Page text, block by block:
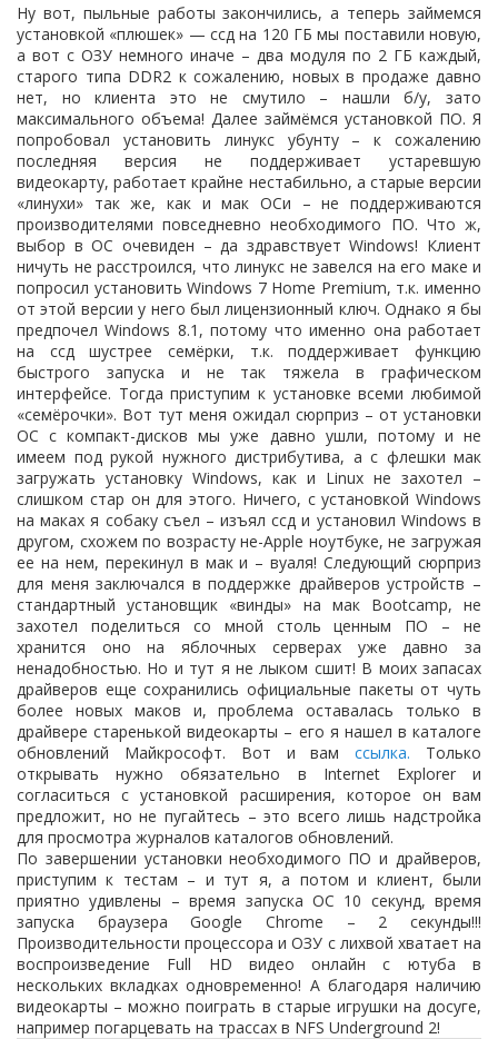
Ну вот, пыльные работы закончились, а теперь займемся
установкой «плюшек» — ссд на 120 ГБ мы поставили новую,
а вот с ОЗУ немного иначе – два модуля по 2 ГБ каждый,
старого типа DDR2 к сожалению, новых в продаже давно
нет, но клиента это не смутило – нашли б/у, зато
максимального объема! Далее займёмся установкой ПО. Я
попробовал установить линукс убунту – к сожалению
последняя версия не поддерживает устаревшую
видеокарту, работает крайне нестабильно, а старые версии
«линухи» так же, как и мак ОСи – не поддерживаются
производителями повседневно необходимого ПО. Что ж,
выбор в ОС очевиден – да здравствуетWindows! Клиент
ничуть не расстроился, что линукс не завелся на его маке и
попросил установитьWindows 7 Home Premium, т.к. именно
от этой версии у него был лицензионный ключ. Однако я бы
предпочелWindows 8.1, потому что именно она работает
на ссд шустрее семёрки, т.к. поддерживает функцию
быстрого запуска и не так тяжела в графическом
интерфейсе. Тогда приступим к установке всеми любимой
«семёрочки». Вот тут меня ожидал сюрприз – от установки
ОС с компакт-дисков мы уже давно ушли, потому и не
имеем под рукой нужного дистрибутива, а с флешки мак
загружать установку Windows, как и Linux не захотел –
слишком стар он для этого. Ничего, с установкой Windows
на маках я собаку съел – изъял ссд и установил Windows в
другом, схожем по возрасту не-Apple ноутбуке, не загружая
ее на нем, перекинул в мак и – вуаля! Следующий сюрприз
для меня заключался в поддержке драйверов устройств –
стандартный установщик «винды» на мак Bootcamp, не
захотел поделиться со мной столь ценным ПО – не
хранится оно на яблочных серверах уже давно за
ненадобностью. Но и тут я не лыком сшит! В моих запасах
драйверов еще сохранились официальные пакеты от чуть
более новых маков и, проблема оставалась только в
драйвере старенькой видеокарты – его я нашел в каталоге
обновлений Майкрософт. Вот и вамссылка. Только
открывать нужно обязательно в Internet Explorerи
согласиться с установкой расширения, которое он вам
предложит, но не пугайтесь – это всего лишь надстройка
для просмотра журналов каталогов обновлений.
По завершении установки необходимого ПО и драйверов,
приступим к тестам – и тут я, а потом и клиент, были
приятно удивлены – время запуска ОС 10 секунд, время
запуска браузераGoogle Chrome – 2 секунды!!!
Производительности процессора и ОЗУ с лихвой хватает на
воспроизведение Full HD видео онлайн с ютуба в
нескольких вкладках одновременно! А благодаря наличию
видеокарты – можно поиграть в старые игрушки на досуге,
например погарцевать на трассах в NFS Underground 2!